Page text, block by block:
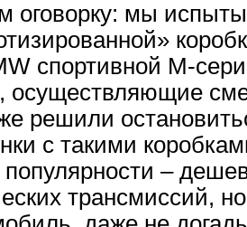
оговорку: мы
спортивной M-
осуществляющие
решили
с такими
–
трансмиссий,